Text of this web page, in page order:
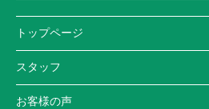
トップページ
スタッフ
お客様の声